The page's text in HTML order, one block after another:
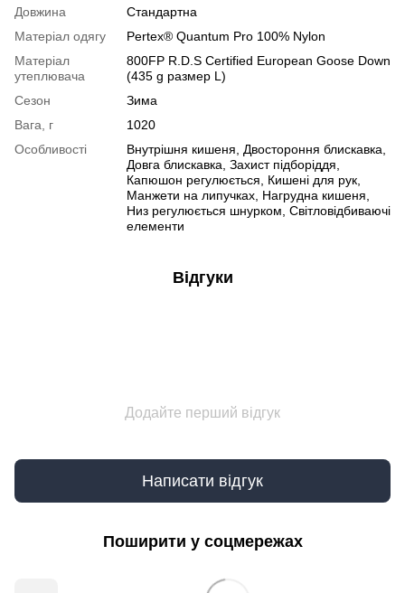
Довжина
Стандартна
Матеріал одягу
Pertex® Quantum Pro 100% Nylon
Матеріал
утеплювача
800FP R.D.S Certified European Goose Down
(435 g размер L)
Сезон
Зима
Вага, г
1020
Особливості
Внутрішня кишеня, Двостороння блискавка,
Довга блискавка, Захист підборіддя,
Капюшон регулюється, Кишені для рук,
Манжети на липучках, Нагрудна кишеня,
Низ регулюється шнурком, Світловідбиваючі
елементи
Відгуки
Додайте перший відгук
Написати відгук
Поширити у соцмережах